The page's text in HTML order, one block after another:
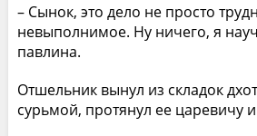
– Сынок, это дело не просто
невыполнимое. Ну ничего, я
павлина.
Отшельник вынул из складок
сурьмой, протянул ее царевичу и